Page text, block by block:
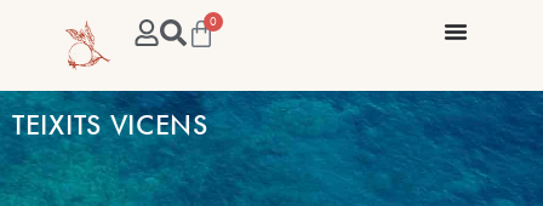
0
TEIXITS VICENS